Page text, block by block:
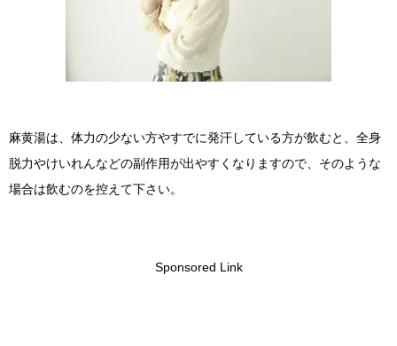
麻黄湯は、体力の少ない方やすでに発汗している方が飲むと、全身
脱力やけいれんなどの副作用が出やすくなりますので、そのような
場合は飲むのを控えて下さい。
Sponsored Link